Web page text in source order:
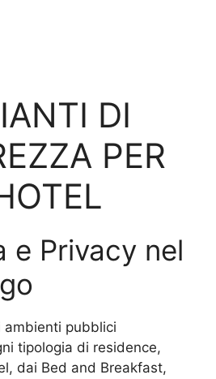
DI
PER
e Privacy nel
pubblici
tipologia di residence,
dai Bed and Breakfast,